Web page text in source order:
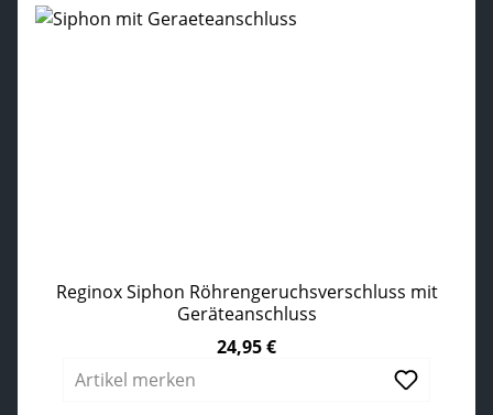
Reginox Siphon Röhrengeruchsverschluss mit
Geräteanschluss
24,95 €
Artikel merken